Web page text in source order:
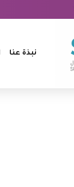
نبذة عنا